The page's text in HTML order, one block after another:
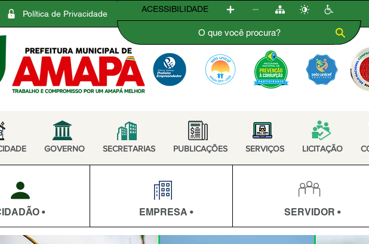
Política de Privacidade ACESSIBILIDADE
GOVERNO SECRETARIAS PUBLICAÇÕES SERVIÇOS LICITAÇÃO
• EMPRESA • SERVIDOR •